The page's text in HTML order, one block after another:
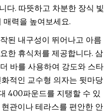
다. 따뜻하고 차분한 장식 빛
매력을 높여보세요.
된 내구성이 뛰어나고 아름
한 휴식처를 제공합니다. 삼
바를 사용하여 강도와 스타
적인 교수형 의자는 뒷마당
400파운드를 지탱할 수 있
관이나 테라스를 편안한 안